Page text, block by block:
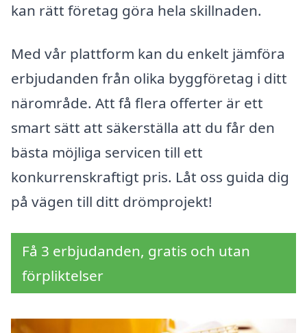
kan rätt företag göra hela skillnaden.
Med vår plattform kan du enkelt jämföra
erbjudanden från olika byggföretag i ditt
närområde. Att få flera offerter är ett
smart sätt att säkerställa att du får den
bästa möjliga servicen till ett
konkurrenskraftigt pris. Låt oss guida dig
på vägen till ditt drömprojekt!
Få 3 erbjudanden, gratis och utan
förpliktelser